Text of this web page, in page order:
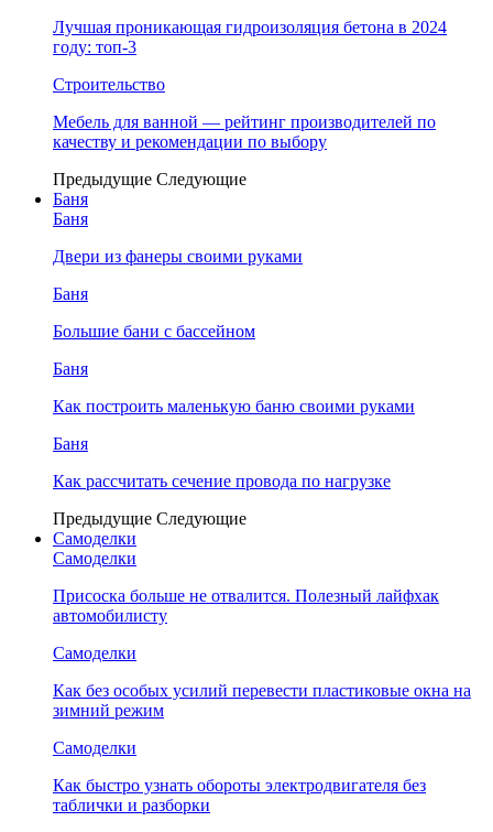
Лучшая проникающая гидроизоляция бетона в 2024
году: топ-3
Строительство
Мебель для ванной — рейтинг производителей по
качеству и рекомендации по выбору
Предыдущие Следующие
Баня
Баня
Двери из фанеры своими руками
Баня
Большие бани с бассейном
Баня
Как построить маленькую баню своими руками
Баня
Как рассчитать сечение провода по нагрузке
Предыдущие Следующие
Самоделки
Самоделки
Присоска больше не отвалится. Полезный лайфхак
автомобилисту
Самоделки
Как без особых усилий перевести пластиковые окна на
зимний режим
Самоделки
Как быстро узнать обороты электродвигателя без
таблички и разборки